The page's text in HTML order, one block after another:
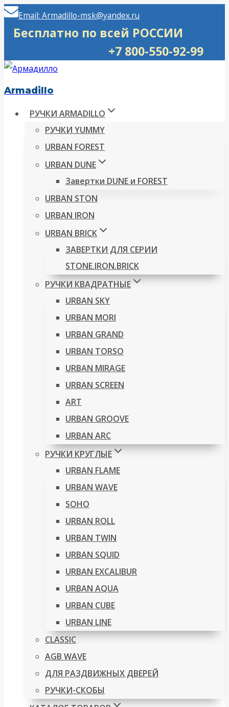
Перейти
Email: Armadillo-msk@yandex.ru
Бесплатно по всей РОССИИ
+7 800-550-92-99
Armadillo
РУЧКИ ARMADILLO
РУЧКИ YUMMY
URBAN FOREST
URBAN DUNE
Завертки DUNE и FOREST
URBAN STON
URBAN IRON
URBAN BRICK
ЗАВЕРТКИ ДЛЯ СЕРИИ
STONE.IRON.BRICK
РУЧКИ КВАДРАТНЫЕ
URBAN SKY
URBAN MORI
URBAN GRAND
URBAN TORSO
URBAN MIRAGE
URBAN SCREEN
ART
URBAN GROOVE
URBAN ARC
РУЧКИ КРУГЛЫЕ
URBAN FLAME
URBAN WAVE
SOHO
URBAN ROLL
URBAN TWIN
URBAN SQUID
URBAN EXCALIBUR
URBAN AQUA
URBAN CUBE
URBAN LINE
CLASSIC
AGB WAVE
ДЛЯ РАЗДВИЖНЫХ ДВЕРЕЙ
РУЧКИ-СКОБЫ